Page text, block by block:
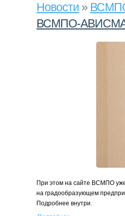
Новости »
ВСМПО-АВИСМА
При этом на сайте ВСМПО
на градообразующем
Подробнее внутри.